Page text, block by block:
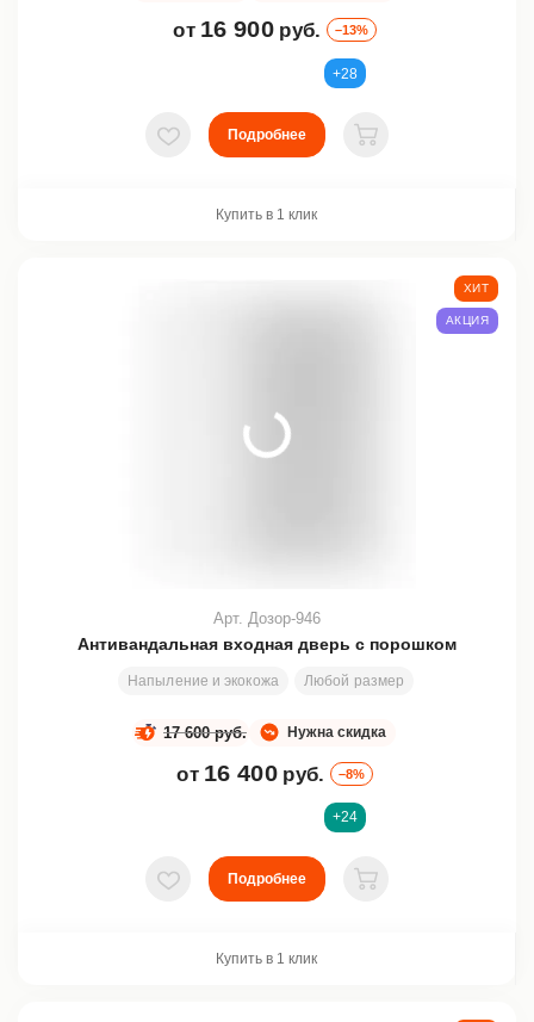
от 16 900 руб. –13%
+28
В избранное
Подробнее
В корзину
Купить в 1 клик
Антивандальная входная дверь с порошком
Напыление и экокожа Любой размер
Арт. Дозор-946
Нужна скидка
17 600 руб.
от 16 400 руб. –8%
ХИТ
АКЦИЯ
+24
В избранное
Подробнее
В корзину
Купить в 1 клик